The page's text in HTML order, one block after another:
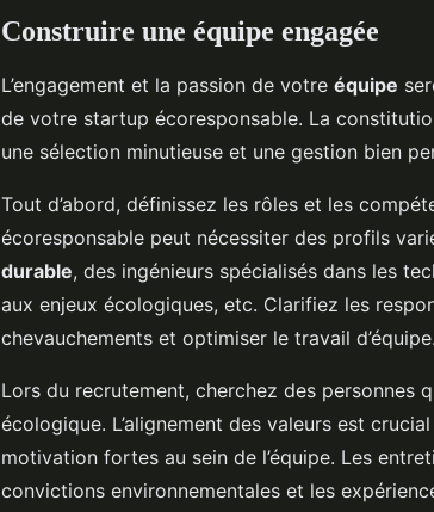
Construire une équipe engagée
L’engagement et la passion de votre équipe
de votre startup écoresponsable. La
une sélection minutieuse et une gestion bien
Tout d’abord, définissez les rôles et les
écoresponsable peut nécessiter des profils
durable, des ingénieurs spécialisés dans les
aux enjeux écologiques, etc. Clarifiez les
chevauchements et optimiser le travail d’équipe.
Lors du recrutement, cherchez des personnes
écologique. L’alignement des valeurs est
motivation fortes au sein de l’équipe. Les
convictions environnementales et les